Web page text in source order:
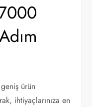
ürün
ihtiyaçlarınıza en